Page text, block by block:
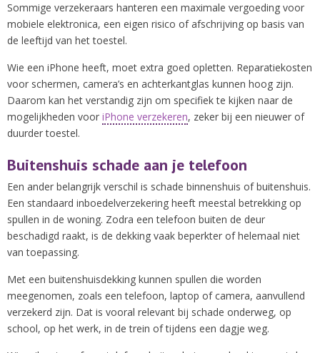
Sommige verzekeraars hanteren een maximale vergoeding voor
mobiele elektronica, een eigen risico of afschrijving op basis van
de leeftijd van het toestel.
Wie een iPhone heeft, moet extra goed opletten. Reparatiekosten
voor schermen, camera’s en achterkantglas kunnen hoog zijn.
Daarom kan het verstandig zijn om specifiek te kijken naar de
mogelijkheden voor iPhone verzekeren, zeker bij een nieuwer of
duurder toestel.
Buitenshuis schade aan je telefoon
Een ander belangrijk verschil is schade binnenshuis of buitenshuis.
Een standaard inboedelverzekering heeft meestal betrekking op
spullen in de woning. Zodra een telefoon buiten de deur
beschadigd raakt, is de dekking vaak beperkter of helemaal niet
van toepassing.
Met een buitenshuisdekking kunnen spullen die worden
meegenomen, zoals een telefoon, laptop of camera, aanvullend
verzekerd zijn. Dat is vooral relevant bij schade onderweg, op
school, op het werk, in de trein of tijdens een dagje weg.